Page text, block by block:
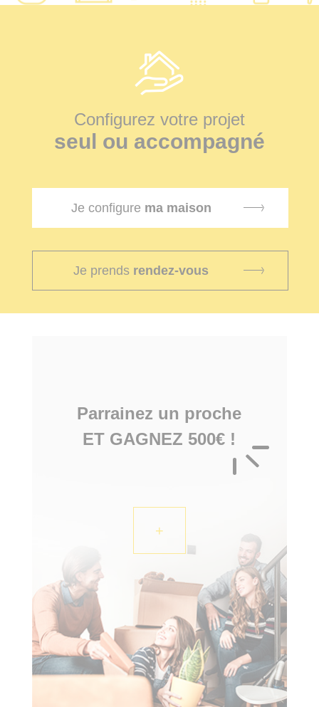
Configurez votre projet
seul ou accompagné
Je configure ma maison
Je prends rendez-vous
Parrainez un proche
ET GAGNEZ 500€ !
+